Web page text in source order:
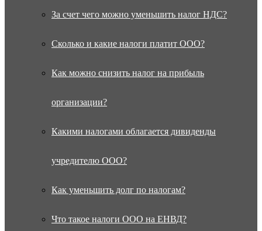
За счет чего можно уменьшить налог НДС?
Сколько и какие налоги платит ООО?
Как можно снизить налог на прибыль
организации?
Какими налогами облагается дивиденды
учредителю ООО?
Как уменьшить долг по налогам?
Что такое налоги ООО на ЕНВД?